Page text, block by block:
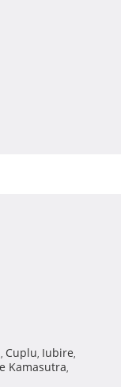
, Cuplu, Iubire,
Kamasutra,